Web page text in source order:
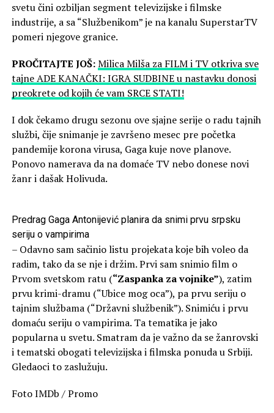
svetu čini ozbiljan segment televizijske i filmske
industrije, a sa “Službenikom” je na kanalu SuperstarTV
pomeri njegove granice.
PROČITAJTE JOŠ:Milica Milša za FILM i TV otkriva sve
tajne ADE KANAČKI: IGRA SUDBINE u nastavku donosi
preokrete od kojih će vam SRCE STATI!
I dok čekamo drugu sezonu ove sjajne serije o radu tajnih
službi, čije snimanje je završeno mesec pre početka
pandemije korona virusa, Gaga kuje nove planove.
Ponovo namerava da na domaće TV nebo donese novi
žanr i dašak Holivuda.
Predrag Gaga Antonijević planira da snimi prvu srpsku
seriju o vampirima
– Odavno sam sačinio listu projekata koje bih voleo da
radim, tako da se nje i držim. Prvi sam snimio film o
Prvom svetskom ratu (“Zaspanka za vojnike”), zatim
prvu krimi-dramu (“Ubice mog oca”), pa prvu seriju o
tajnim službama (“Državni službenik”). Snimiću i prvu
domaću seriju o vampirima. Ta tematika je jako
popularna u svetu. Smatram da je važno da se žanrovski
i tematski obogati televizijska i filmska ponuda u Srbiji.
Gledaoci to zaslužuju.
Foto IMDb / Promo